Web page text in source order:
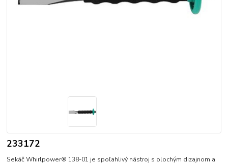
233172
Sekáč Whirlpower® 138-01 je spoľahlivý nástroj s plochým dizajnom a